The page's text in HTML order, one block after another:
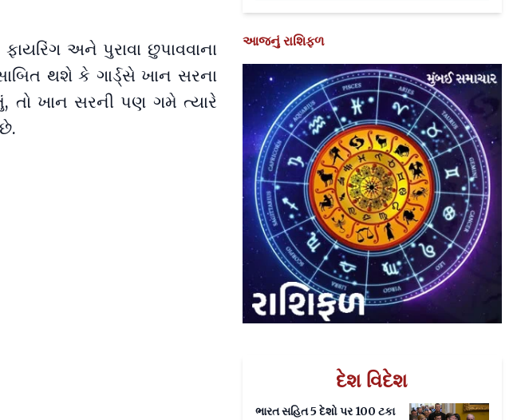
અને પુરાવા છુપાવવાના
થશે કે ગાર્ડ્સે ખાન સરના
તો ખાન સરની પણ ગમે ત્યારે
આજનું રાશિફળ
દેશ વિદેશ
ભારત સહિત 5 દેશો પર 100 ટકા